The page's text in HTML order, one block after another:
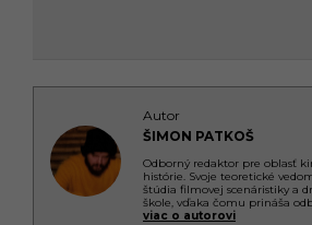
Autor
ŠIMON PATKOŠ
Odborný redaktor pre oblasť
histórie. Svoje teoretické
štúdia filmovej scenáristiky a
škole, vďaka čomu prináša
viac o autorovi